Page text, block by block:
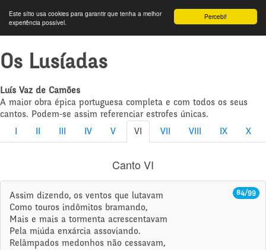
Percebi!
Este sítio usa cookies para garantir que tenha a melhor
experiência possível.
Os Lusíadas
Luís Vaz de Camões
A maior obra épica portuguesa completa e com todos os seus
cantos. Podem-se assim referenciar estrofes únicas.
IV V VI VII VIII IX X
Canto VI
84/99
Assim dizendo, os ventos que lutavam
Como touros indômitos bramando,
Mais e mais a tormenta acrescentavam
Pela miúda enxárcia assoviando.
Relâmpados medonhos não cessavam,